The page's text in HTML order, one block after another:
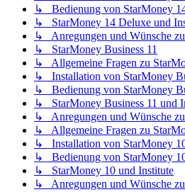
↳ Bedienung von StarMoney
↳ StarMoney 14 Deluxe und
↳ Anregungen und Wünsche
↳ StarMoney Business 11
↳ Allgemeine Fragen zu
↳ Installation von StarMoney
↳ Bedienung von StarMoney
↳ StarMoney Business 11 und
↳ Anregungen und Wünsche zu
↳ Allgemeine Fragen zu
↳ Installation von StarMoney
↳ Bedienung von StarMoney
↳ StarMoney 10 und Institute
↳ Anregungen und Wünsche